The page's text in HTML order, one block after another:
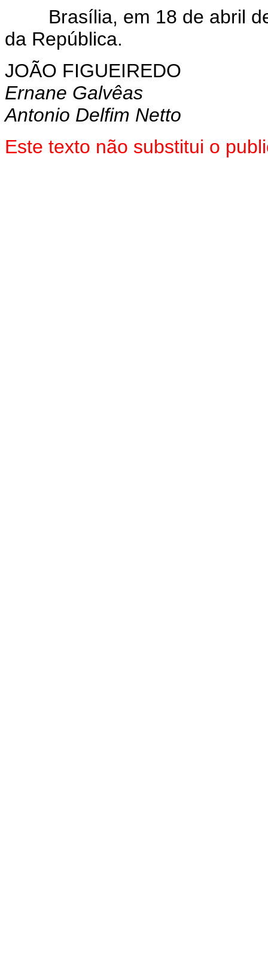
Brasília, em 18 de abril de
da República.
JOÃO FIGUEIREDO
Ernane Galvêas
Antonio Delfim Netto
Este texto não substitui o